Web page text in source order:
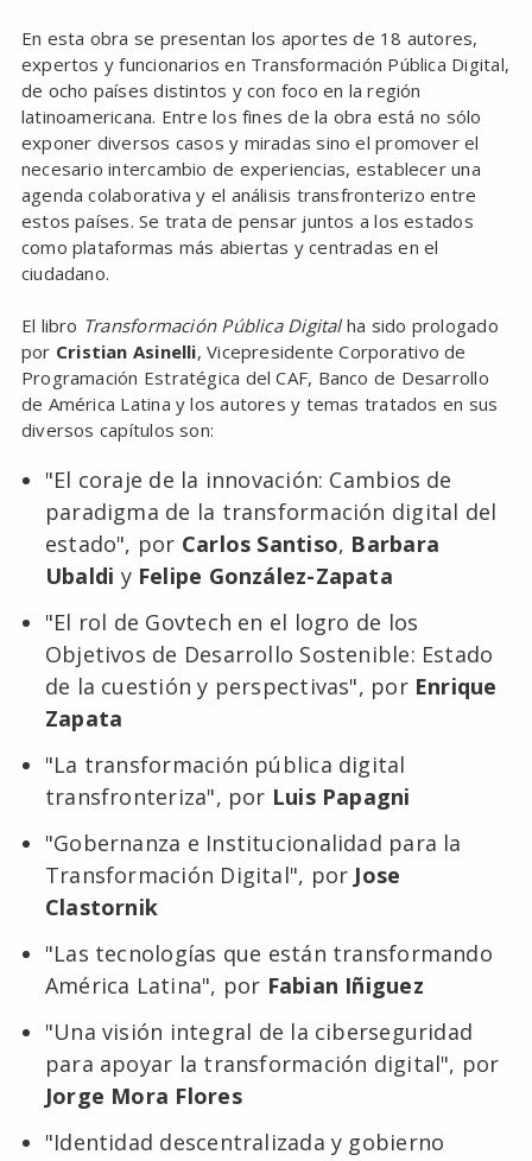
En esta obra se presentan los aportes de 18 autores,
expertos y funcionarios en Transformación Pública Digital,
de ocho países distintos y con foco en la región
latinoamericana. Entre los fines de la obra está no sólo
exponer diversos casos y miradas sino el promover el
necesario intercambio de experiencias, establecer una
agenda colaborativa y el análisis transfronterizo entre
estos países. Se trata de pensar juntos a los estados
como plataformas más abiertas y centradas en el
ciudadano.
El libro Transformación Pública Digitalha sido prologado
por Cristian Asinelli, Vicepresidente Corporativo de
Programación Estratégica del CAF, Banco de Desarrollo
de América Latina y los autores y temas tratados en sus
diversos capítulos son:
"El coraje de la innovación: Cambios de
paradigma de la transformación digital del
estado", por Carlos Santiso, Barbara
Ubaldi y Felipe González-Zapata
"El rol de Govtech en el logro de los
Objetivos de Desarrollo Sostenible: Estado
de la cuestión y perspectivas", por Enrique
Zapata
"La transformación pública digital
transfronteriza", por Luis Papagni
"Gobernanza e Institucionalidad para la
Transformación Digital", por Jose
Clastornik
"Las tecnologías que están transformando
América Latina", por Fabian Iñiguez
"Una visión integral de la ciberseguridad
para apoyar la transformación digital", por
Jorge Mora Flores
"Identidad descentralizada y gobierno